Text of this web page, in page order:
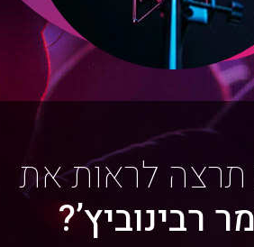
לראות את
רבינוביץ’?